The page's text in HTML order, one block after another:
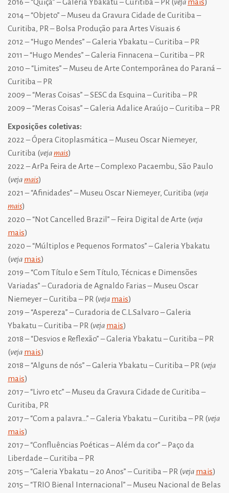
2016 – “Quiçá” – Galeria Ybakatu – Curitiba – PR (veja mais)
2014 – “Objeto” – Museu da Gravura Cidade de Curitiba –
Curitiba, PR – Bolsa Produção para Artes Visuais 6
2012 – “Hugo Mendes” – Galeria Ybakatu – Curitiba – PR
2011 – “Hugo Mendes” – Galeria Finnacena – Curitiba – PR
2010 – “Limites” – Museu de Arte Contemporânea do Paraná –
Curitiba – PR
2009 – “Meras Coisas” – SESC da Esquina – Curitiba – PR
2009 – “Meras Coisas” – Galeria Adalice Araújo – Curitiba – PR
Exposições coletivas:
2022 – Ópera Citoplasmática – Museu Oscar Niemeyer,
Curitiba (veja mais)
2022 – ArPa Feira de Arte – Complexo Pacaembu, São Paulo
(veja mais)
2021 – “Afinidades” – Museu Oscar Niemeyer, Curitiba (veja
mais)
2020 – “Not Cancelled Brazil” – Feira Digital de Arte (veja
mais)
2020 – “Múltiplos e Pequenos Formatos” – Galeria Ybakatu
(veja mais)
2019 – “Com Título e Sem Título, Técnicas e Dimensões
Variadas” – Curadoria de Agnaldo Farias – Museu Oscar
Niemeyer – Curitiba – PR (veja mais)
2019 – “Aspereza” – Curadoria de C.L.Salvaro – Galeria
Ybakatu – Curitiba – PR (veja mais)
2018 – “Desvios e Reflexão” – Galeria Ybakatu – Curitiba – PR
(veja mais)
2018 – “Alguns de nós” – Galeria Ybakatu – Curitiba – PR (veja
mais)
2017 – “Livro etc” – Museu da Gravura Cidade de Curitiba –
Curitiba, PR
2017 – “Com a palavra…” – Galeria Ybakatu – Curitiba – PR (veja
mais)
2017 – “Confluências Poéticas – Além da cor” – Paço da
Liberdade – Curitiba – PR
2015 – “Galeria Ybakatu – 20 Anos” – Curitiba – PR (veja mais)
2015 – “TRIO Bienal Internacional” – Museu Nacional de Belas